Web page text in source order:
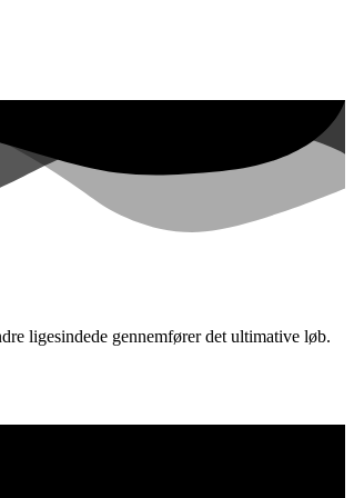
ligesindede gennemfører det ultimative løb.